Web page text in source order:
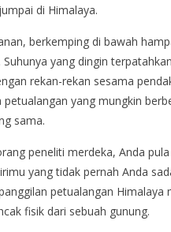
di Himalaya.
berkemping di bawah
Suhunya yang dingin
rekan-rekan sesama
petualangan yang mungkin
sama.
peneliti merdeka, Anda
yang tidak pernah Anda
petualangan
fisik dari sebuah gunung.